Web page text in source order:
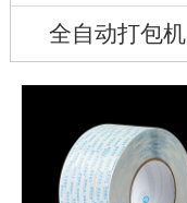
全自动打包机